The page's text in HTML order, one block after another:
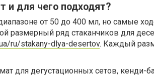
для чего подходят?
от 50 до 400 мл, но самые
размерный ряд стаканчиков для
ru/stakany-dlya-desertov. Каждый
для дегустационных сетов, кенди-